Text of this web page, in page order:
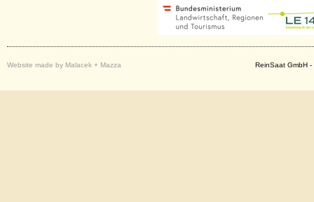
Website made by Malacek + Mazza ReinSaat GmbH